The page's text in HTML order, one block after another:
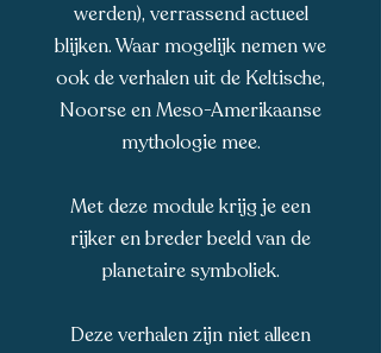
werden), verrassend actueel
blijken. Waar mogelijk nemen we
ook de verhalen uit de Keltische,
Noorse en Meso-Amerikaanse
mythologie mee.
Met deze module krijg je een
rijker en breder beeld van de
planetaire symboliek.
Deze verhalen zijn niet alleen